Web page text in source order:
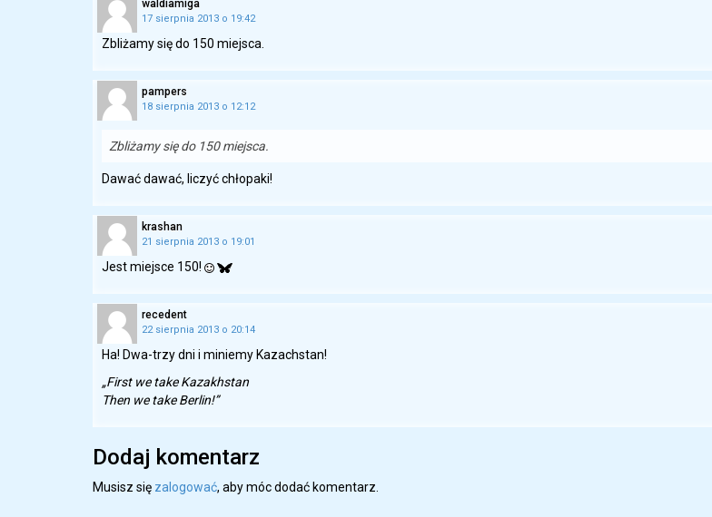
waldiamiga
17 sierpnia 2013 o 19:42
Zbliżamy się do 150 miejsca.
pampers
18 sierpnia 2013 o 12:12
Zbliżamy się do 150 miejsca.
Dawać dawać, liczyć chłopaki!
krashan
21 sierpnia 2013 o 19:01
Jest miejsce 150!
recedent
22 sierpnia 2013 o 20:14
Ha! Dwa-trzy dni i miniemy Kazachstan!
„First we take Kazakhstan
Then we take Berlin!”
Dodaj komentarz
Musisz się zalogować, aby móc dodać komentarz.